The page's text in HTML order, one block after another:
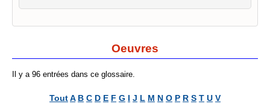
Oeuvres
Il y a 96 entrées dans ce glossaire.
ToutA B C D E F G I J L M N O P R S T U V